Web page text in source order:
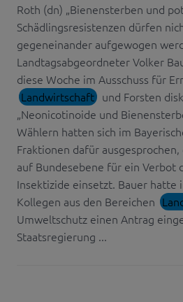
Roth (dn) „Bienensterben und
Schädlingsresistenzen dürfen
gegeneinander aufgewogen
Landtagsabgeordneter Volker
diese Woche im Ausschuss für
Landwirtschaft und Forsten
„Neonicotinoide und
Wählern hatten sich im
Fraktionen dafür ausgesprochen,
auf Bundesebene für ein Verbot
Insektizide einsetzt. Bauer hatte
Kollegen aus den Bereichen
Umweltschutz einen Antrag
Staatsregierung ...